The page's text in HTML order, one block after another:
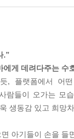
.”
에게 데려다주는 수
, 플랫폼에서 어
람들이 오가는 모
생동감 있고 희망
아기들이 손을